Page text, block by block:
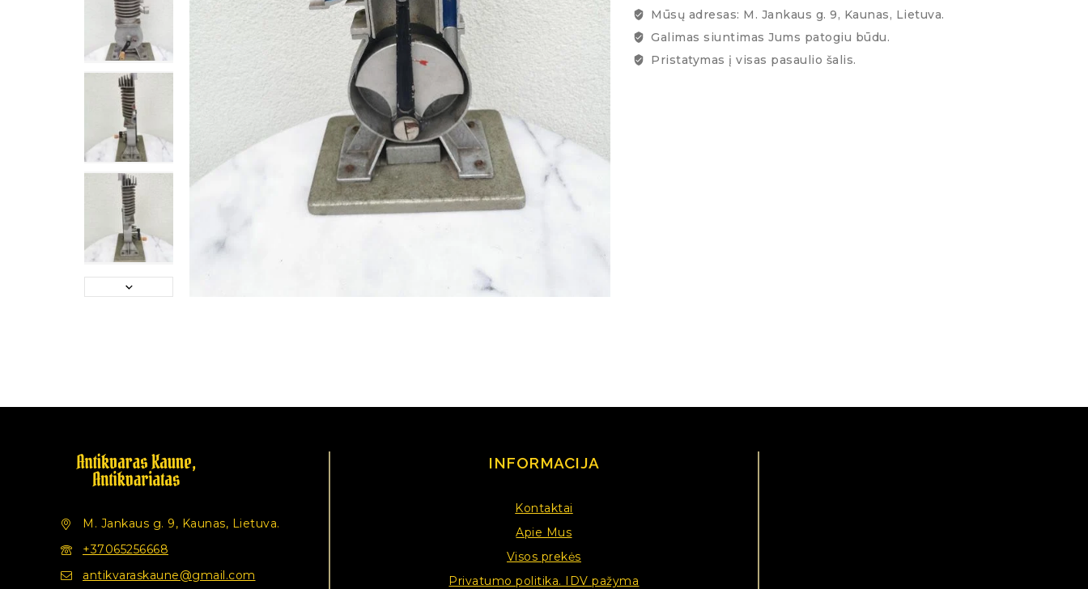
Mūsų adresas: M. Jankaus g. 9, Kaunas, Lietuva.
Galimas siuntimas Jums patogiu būdu.
Pristatymas į visas pasaulio šalis.
M. Jankaus g. 9, Kaunas, Lietuva.
+37065256668
antikvaraskaune@gmail.com
INFORMACIJA
Kontaktai
Apie Mus
Visos prekės
Privatumo politika. IDV pažyma